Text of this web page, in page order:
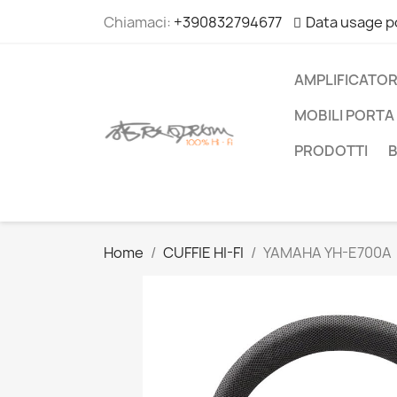
Chiamaci: +390832794677 Data usage
MOBILI
PRODOTTI
Home CUFFIE HI-FI YAMAHA YH-E700A